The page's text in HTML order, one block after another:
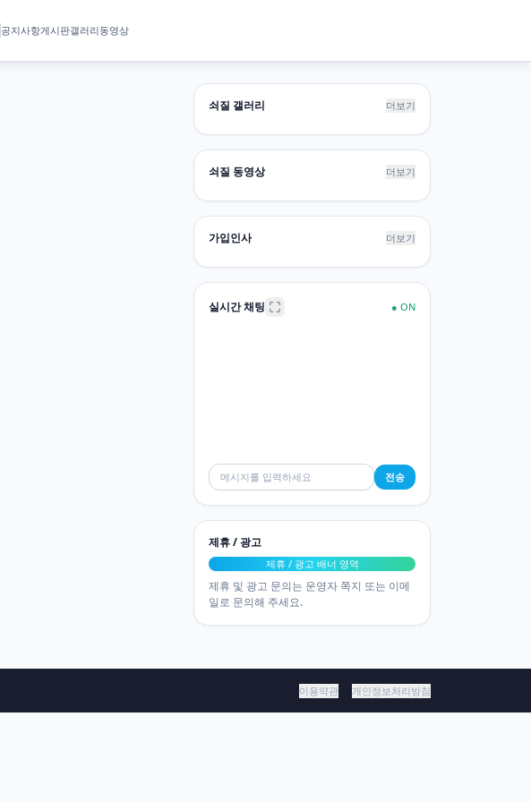
공지사항게시판갤러리동영상
쇠질 갤러리 더보기
쇠질 동영상 더보기
가입인사 더보기
실시간 채팅 ● ON
전송
제휴 / 광고
제휴 / 광고 배너 영역
제휴 및 광고 문의는 운영자 쪽지 또는 이메
일로 문의해 주세요.
이용약관 개인정보처리방침